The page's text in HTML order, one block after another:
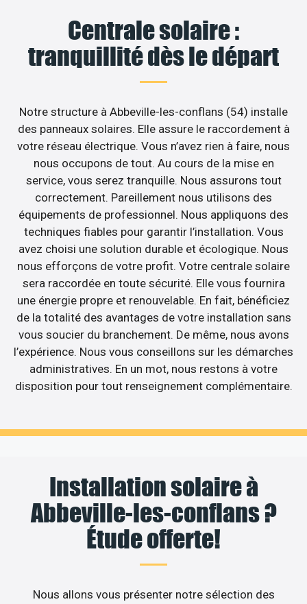
Centrale solaire :
tranquillité dès le départ
Notre structure à Abbeville-les-conflans (54) installe
des panneaux solaires. Elle assure le raccordement à
votre réseau électrique. Vous n’avez rien à faire, nous
nous occupons de tout. Au cours de la mise en
service, vous serez tranquille. Nous assurons tout
correctement. Pareillement nous utilisons des
équipements de professionnel. Nous appliquons des
techniques fiables pour garantir l’installation. Vous
avez choisi une solution durable et écologique. Nous
nous efforçons de votre profit. Votre centrale solaire
sera raccordée en toute sécurité. Elle vous fournira
une énergie propre et renouvelable. En fait, bénéficiez
de la totalité des avantages de votre installation sans
vous soucier du branchement. De même, nous avons
l’expérience. Nous vous conseillons sur les démarches
administratives. En un mot, nous restons à votre
disposition pour tout renseignement complémentaire.
Installation solaire à
Abbeville-les-conflans ?
Étude offerte!
Nous allons vous présenter notre sélection des